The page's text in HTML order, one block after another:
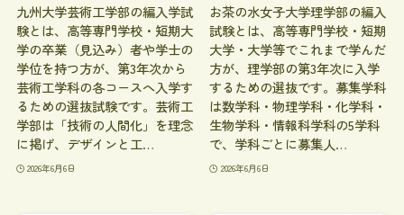
九州大学芸術工学部の編入学試
験とは、高等専門学校・短期大
学の卒業（見込み）者や学士の
学位を持つ方が、第3年次から
芸術工学科の各コースへ入学す
るための選抜試験です。芸術工
学部は「技術の人間化」を理念
に掲げ、デザインと工…
2026年6月6日
お茶の水女子大学理学部の編入
試験とは、高等専門学校・短期
大学・大学等でこれまで学んだ
方が、理学部の第3年次に入学
するための選抜です。募集学科
は数学科・物理学科・化学科・
生物学科・情報科学科の5学科
で、学科ごとに募集人…
2026年6月6日